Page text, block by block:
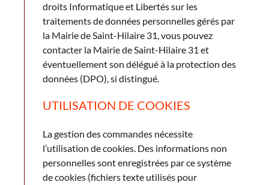
droits Informatique et Libertés sur les
traitements de données personnelles gérés par
la Mairie de Saint-Hilaire 31, vous pouvez
contacter la Mairie de Saint-Hilaire 31 et
éventuellement son délégué à la protection des
données (DPO), si distingué.
UTILISATION DE COOKIES
La gestion des commandes nécessite
l’utilisation de cookies. Des informations non
personnelles sont enregistrées par ce système
de cookies (fichiers texte utilisés pour